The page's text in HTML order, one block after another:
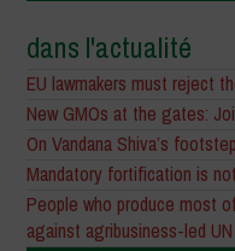
dans l'actualité
EU lawmakers must reject
New GMOs at the gates:
On Vandana Shiva’s
Mandatory fortification is
People who produce most
against agribusiness-led